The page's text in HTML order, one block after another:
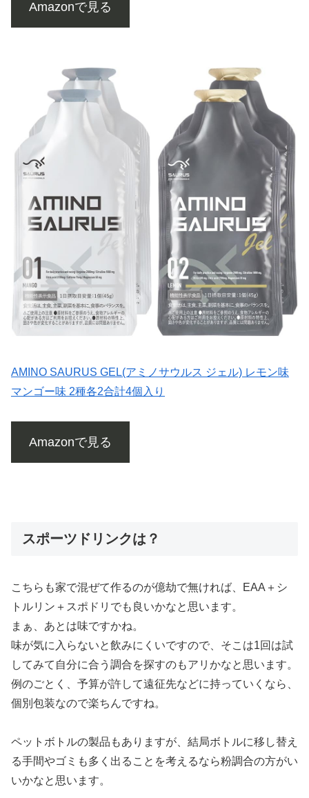
Amazonで見る
AMINO SAURUS GEL(アミノサウルス ジェル) レモン味
マンゴー味 2種各2合計4個入り
Amazonで見る
スポーツドリンクは？
こちらも家で混ぜて作るのが億劫で無ければ、EAA＋シ
トルリン＋スポドリでも良いかなと思います。
まぁ、あとは味ですかね。
味が気に入らないと飲みにくいですので、そこは1回は試
してみて自分に合う調合を探すのもアリかなと思います。
例のごとく、予算が許して遠征先などに持っていくなら、
個別包装なので楽ちんですね。
ペットボトルの製品もありますが、結局ボトルに移し替え
る手間やゴミも多く出ることを考えるなら粉調合の方がい
いかなと思います。